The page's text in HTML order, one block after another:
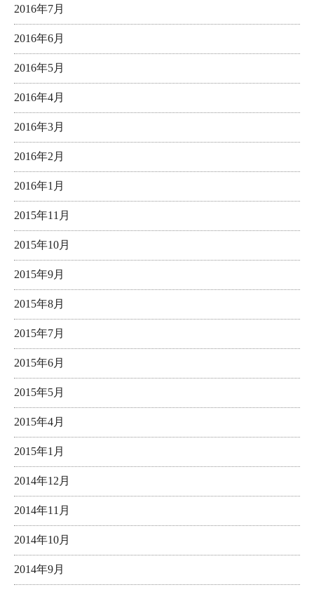
2016年7月
2016年6月
2016年5月
2016年4月
2016年3月
2016年2月
2016年1月
2015年11月
2015年10月
2015年9月
2015年8月
2015年7月
2015年6月
2015年5月
2015年4月
2015年1月
2014年12月
2014年11月
2014年10月
2014年9月